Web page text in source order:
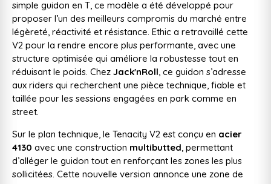
simple guidon en T, ce modèle a été développé pour
proposer l’un des meilleurs compromis du marché entre
légèreté, réactivité et résistance. Ethic a retravaillé cette
V2 pour la rendre encore plus performante, avec une
structure optimisée qui améliore la robustesse tout en
réduisant le poids. Chez Jack'nRoll, ce guidon s’adresse
aux riders qui recherchent une pièce technique, fiable et
taillée pour les sessions engagées en park comme en
street.
Sur le plan technique, le Tenacity V2 est conçu en acier
4130 avec une construction multibutted, permettant
d’alléger le guidon tout en renforçant les zones les plus
sollicitées. Cette nouvelle version annonce une zone de